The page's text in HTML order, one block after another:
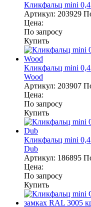
Кликфальц mini
Артикул: 203929
Цена:
По запросу
Купить
Кликфальц mini
Wood
Артикул: 203907
Цена:
По запросу
Купить
Кликфальц mini
Dub
Артикул: 186895
Цена:
По запросу
Купить